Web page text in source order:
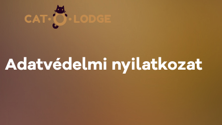
Adatvédelmi nyilatkozat